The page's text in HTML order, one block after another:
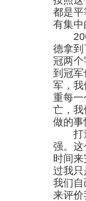
都是
有集中
2000
德拿到
冠两
到冠
军，我
重每
亡，
做的事
打造
强。
时间
过我
我们
来评价